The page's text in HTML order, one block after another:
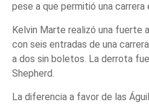
pese a que permitió una carrera
Kelvin Marte realizó una fuerte
con seis entradas de una
a dos sin boletos. La derrota
Shepherd.
La diferencia a favor de las